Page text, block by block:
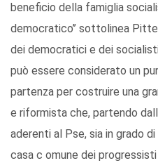
beneficio della famiglia
democratico’’ sottolinea
dei democratici e dei
può essere considerato un
partenza per costruire una
e riformista che, partendo
aderenti al Pse, sia in grado
casa c omune dei